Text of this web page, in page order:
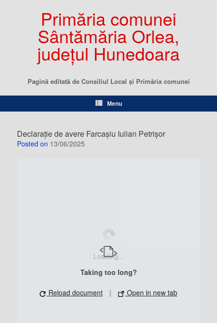
Primăria comunei
Sântămăria Orlea,
județul Hunedoara
Pagină editată de Consiliul Local şi Primăria comunei
Menu
Declarație de avere Farcașiu Iulian Petrișor
Posted on 13/06/2025
Loading...
Taking too long?
Reload document | Open in new tab